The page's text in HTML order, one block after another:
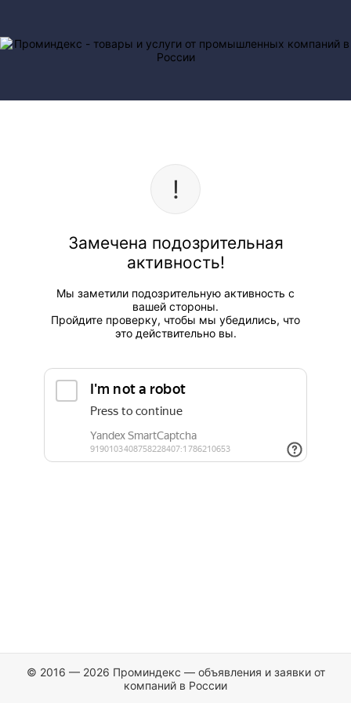
Замечена подозрительная
активность!
Мы заметили подозрительную активность с
вашей стороны.
Пройдите проверку, чтобы мы убедились, что
это действительно вы.
© 2016 — 2026 Проминдекс — объявления и заявки от
компаний в России